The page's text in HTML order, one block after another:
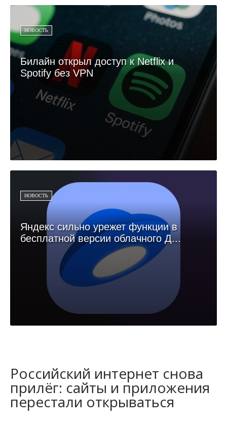
НОВОСТЬ
Билайн открыл доступ к Netflix и
Spotify без VPN
НОВОСТЬ
Яндекс сильно урежет функции в
бесплатной версии облачного Д...
Российский интернет снова
прилёг: сайты и приложения
перестали открываться